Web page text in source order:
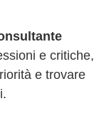
e critiche,
e trovare